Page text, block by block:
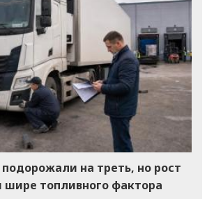
на треть, но рост
шире топливного фактора